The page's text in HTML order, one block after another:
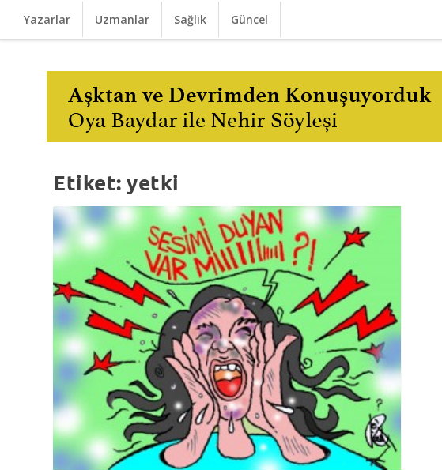
Yazarlar Uzmanlar Sağlık Güncel
Etiket:yetki